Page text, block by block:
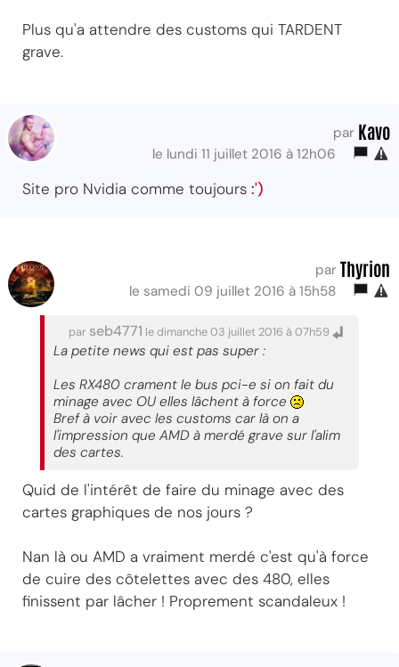
Plus qu'a attendre des customs qui TARDENT
grave.
par Kavo
le lundi 11 juillet 2016 à 12h06
Site pro Nvidia comme toujours :')
par Thyrion
le samedi 09 juillet 2016 à 15h58
par seb4771 le dimanche 03 juillet 2016 à 07h59
La petite news qui est pas super :
Les RX480 crament le bus pci-e si on fait du
minage avec OU elles lâchent à force
Bref à voir avec les customs car là on a
l'impression que AMD à merdé grave sur l'alim
des cartes.
Quid de l'intérêt de faire du minage avec des
cartes graphiques de nos jours ?
Nan là ou AMD a vraiment merdé c'est qu'à force
de cuire des côtelettes avec des 480, elles
finissent par lâcher ! Proprement scandaleux !